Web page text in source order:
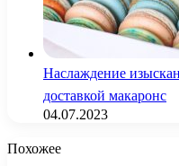
Наслаждение
доставкой макаронс
04.07.2023
Похожее